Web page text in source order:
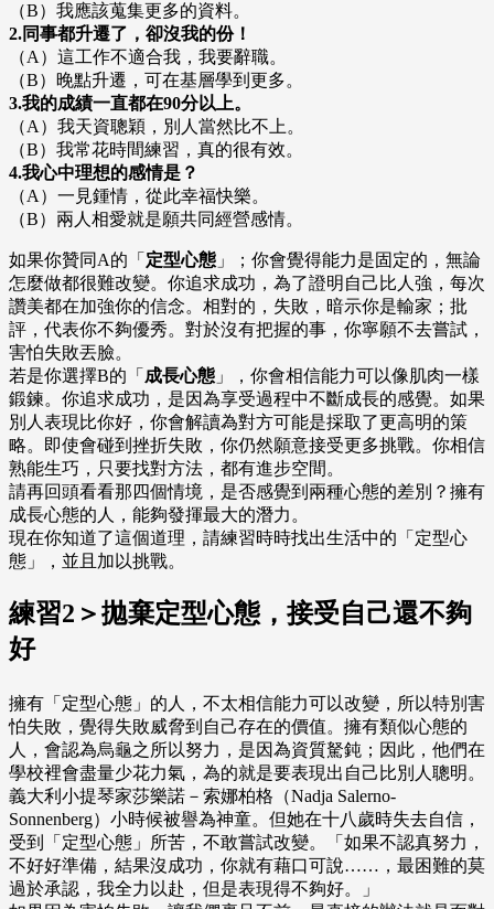
（B）我應該蒐集更多的資料。
2.同事都升遷了，卻沒我的份！
（A）這工作不適合我，我要辭職。
（B）晚點升遷，可在基層學到更多。
3.我的成績一直都在90分以上。
（A）我天資聰穎，別人當然比不上。
（B）我常花時間練習，真的很有效。
4.我心中理想的感情是？
（A）一見鍾情，從此幸福快樂。
（B）兩人相愛就是願共同經營感情。
如果你贊同A的「 定型心態 」；你會覺得能力是固定的，無論
怎麼做都很難改變。你追求成功，為了證明自己比人強，每次
讚美都在加強你的信念。相對的，失敗，暗示你是輸家；批
評，代表你不夠優秀。對於沒有把握的事，你寧願不去嘗試，
害怕失敗丟臉。
若是你選擇B的「 成長心態 」，你會相信能力可以像肌肉一樣
鍛鍊。你追求成功，是因為享受過程中不斷成長的感覺。如果
別人表現比你好，你會解讀為對方可能是採取了更高明的策
略。即使會碰到挫折失敗，你仍然願意接受更多挑戰。你相信
熟能生巧，只要找對方法，都有進步空間。
請再回頭看看那四個情境，是否感覺到兩種心態的差別？擁有
成長心態的人，能夠發揮最大的潛力。
現在你知道了這個道理，請練習時時找出生活中的「定型心
態」，並且加以挑戰。
練習2＞拋棄定型心態，接受自己還不夠
好
擁有「定型心態」的人，不太相信能力可以改變，所以特別害
怕失敗，覺得失敗威脅到自己存在的價值。擁有類似心態的
人，會認為烏龜之所以努力，是因為資質駑鈍；因此，他們在
學校裡會盡量少花力氣，為的就是要表現出自己比別人聰明。
義大利小提琴家莎樂諾－索娜柏格（Nadja Salerno-
Sonnenberg）小時候被譽為神童。但她在十八歲時失去自信，
受到「定型心態」所苦，不敢嘗試改變。「如果不認真努力，
不好好準備，結果沒成功，你就有藉口可說……，最困難的莫
過於承認，我全力以赴，但是表現得不夠好。」